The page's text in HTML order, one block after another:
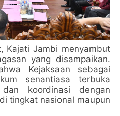
Kajati Jambi menyambut
yang disampaikan.
Kejaksaan sebagai
senantiasa terbuka
koordinasi dengan
tingkat nasional maupun